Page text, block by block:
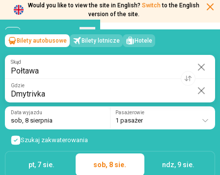
Would you like to view the site in English? Switch to the English
version of the site.
Połtawa→Dmytrivka
sob, 8 sierpnia/1 pasażer
Bilety autobusowe Bilety lotnicze Hotele
Skąd
Gdzie
Data wyjazdu
sob, 8 sierpnia
Pasażerowie
1 pasażer
Szukaj zakwaterowania
pt, 7 sie. sob, 8 sie. ndz, 9 sie.